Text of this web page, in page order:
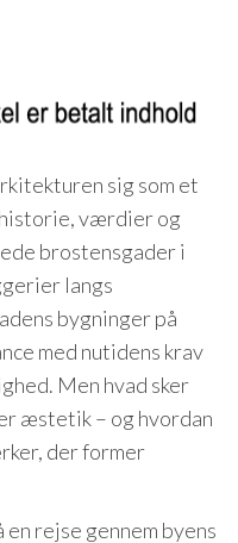
sig som et
værdier og
brostensgader i
langs
bygninger på
med nutidens krav
Men hvad sker
æstetik – og hvordan
der former
rejse gennem byens